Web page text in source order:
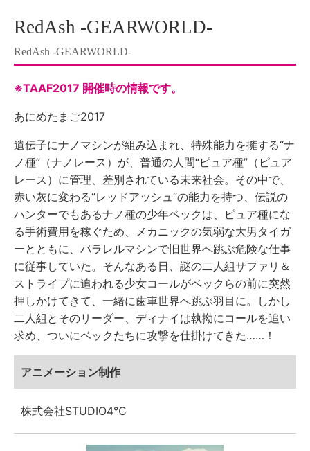
RedAsh -GEARWORLD-
RedAsh -GEARWORLD-
※TAAF2017 開催時の情報です。
あにめたまご2017
遺伝子にナノマシンが組み込まれ、特殊能力を擁する“ナ
ノ種”（ナノレース）が、普通の人間“ピュア種”（ピュア
レース）に管理、差別されている未来社会。その中で、
赤い灰に変わる“レッドアッシュ”の能力を持つ、伝説の
ハンターでもあるナノ種の少年ベックは、ピュア種にな
る手術費用を稼ぐため、メカニックの気弱な大男タイガ
ーとともに、パラレルマシンで旧世界へ跳ぶ危険な仕事
に従事していた。そんなある日、謎の二人組サファリ＆
ストライプに追われる少女コールがベックらの前に突然
押しかけてきて、一緒に歯車世界へ跳ぶ羽目に。しかし
二人組とそのリーダー、ディナイは執拗にコールを追い
求め、ついにベックたちに攻撃を仕掛けてきた……！
アニメーション制作
株式会社STUDIO4℃